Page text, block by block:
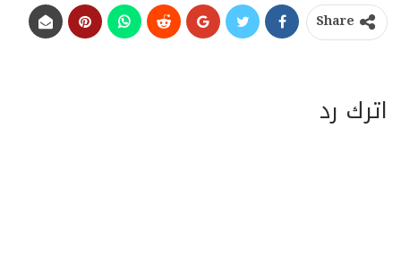
Share
اترك رد